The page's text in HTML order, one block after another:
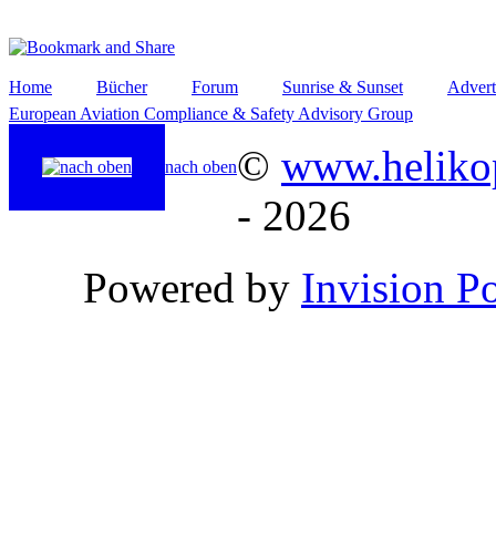
Home Bücher Forum Sunrise & Sunset
European Aviation Compliance & Safety Advisory Group
nach oben©
- 2026
Powered by Invision